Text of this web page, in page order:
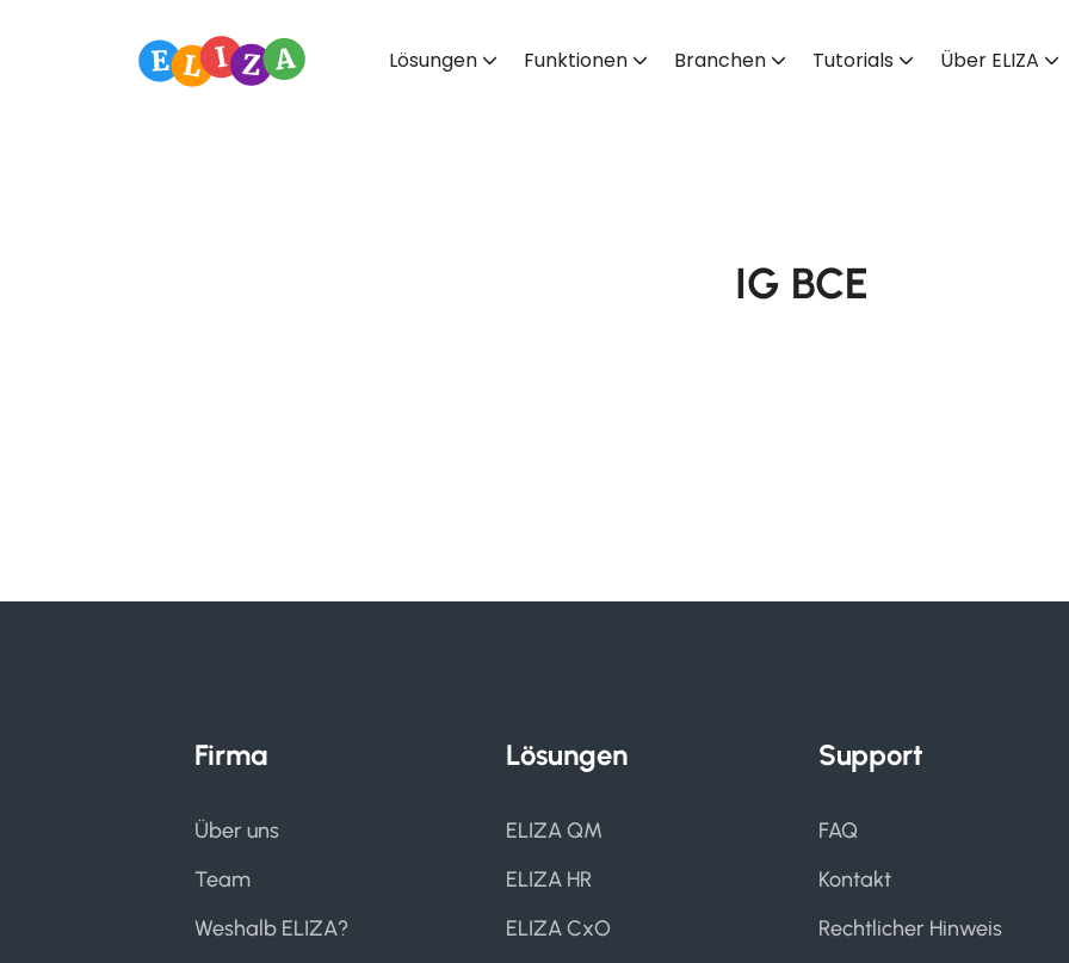
Lösungen Funktionen Branchen Tutorials Über ELIZA
IG BCE
Firma
Über uns
Team
Weshalb ELIZA?
Lösungen
ELIZA QM
ELIZA HR
ELIZA CxO
Support
FAQ
Kontakt
Rechtlicher Hinweis